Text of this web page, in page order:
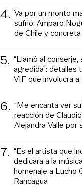
4. Va por un monto
sufrió: Amparo
de Chile y
5. “Llamó al
agredida”: detalles
VIF que involucra
6. “Me encanta ver
reacción de
Alejandra Valle por
7. “Es el artista que
dedicara a la
homenaje a Lucho
Rancagua